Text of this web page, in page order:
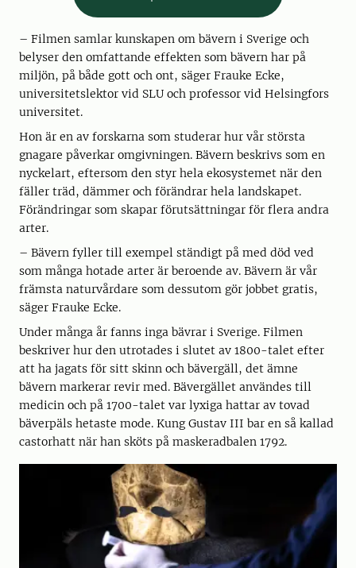
– Filmen samlar kunskapen om bävern i Sverige och
belyser den omfattande effekten som bävern har på
miljön, på både gott och ont, säger Frauke Ecke,
universitetslektor vid SLU och professor vid Helsingfors
universitet.
Hon är en av forskarna som studerar hur vår största
gnagare påverkar omgivningen. Bävern beskrivs som en
nyckelart, eftersom den styr hela ekosystemet när den
fäller träd, dämmer och förändrar hela landskapet.
Förändringar som skapar förutsättningar för flera andra
arter.
– Bävern fyller till exempel ständigt på med död ved
som många hotade arter är beroende av. Bävern är vår
främsta naturvårdare som dessutom gör jobbet gratis,
säger Frauke Ecke.
Under många år fanns inga bävrar i Sverige. Filmen
beskriver hur den utrotades i slutet av 1800-talet efter
att ha jagats för sitt skinn och bävergäll, det ämne
bävern markerar revir med. Bävergället användes till
medicin och på 1700-talet var lyxiga hattar av tovad
bäverpäls hetaste mode. Kung Gustav III bar en så kallad
castorhatt när han sköts på maskeradbalen 1792.